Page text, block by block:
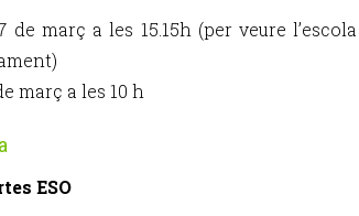
de març a les 15.15h (per veure l’escola
març a les 10 h
ESO